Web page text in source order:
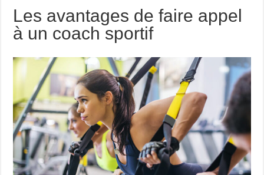
Les avantages de faire appel
à un coach sportif